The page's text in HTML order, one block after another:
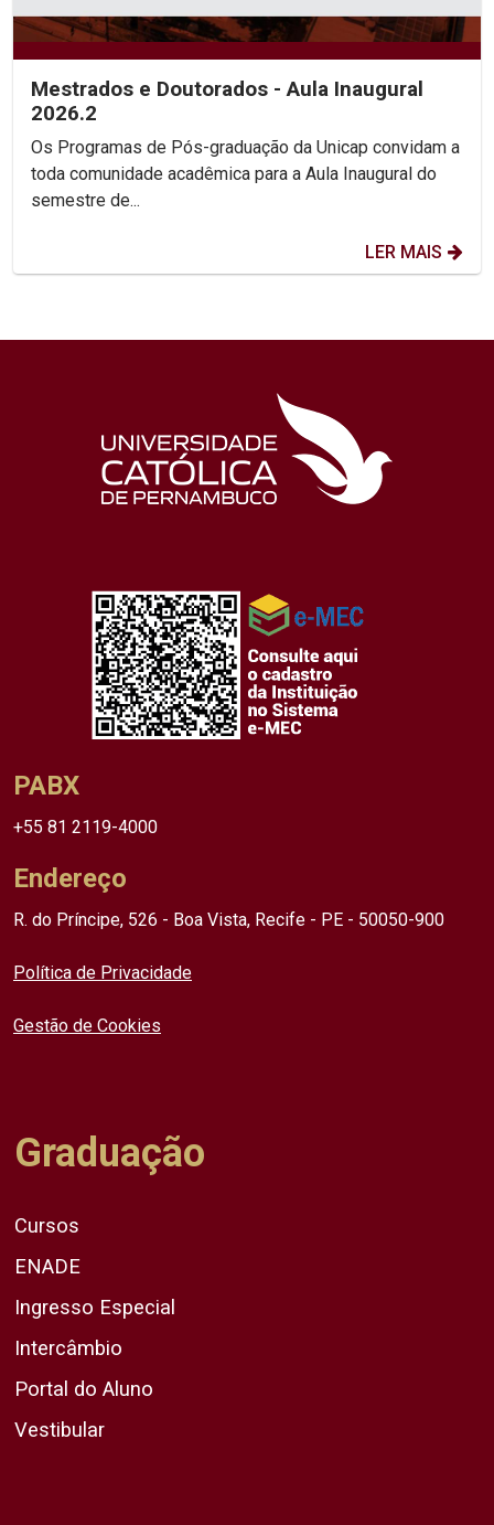
Mestrados e Doutorados - Aula Inaugural
2026.2
Os Programas de Pós-graduação da Unicap convidam a
toda comunidade acadêmica para a Aula Inaugural do
semestre de...
LER MAIS
PABX
+55 81 2119-4000
Endereço
R. do Príncipe, 526 - Boa Vista, Recife - PE - 50050-900
Política de Privacidade
Gestão de Cookies
Graduação
Cursos
ENADE
Ingresso Especial
Intercâmbio
Portal do Aluno
Vestibular